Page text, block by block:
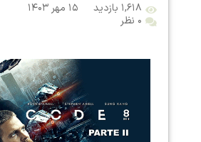
۱,۶۱۸ بازدید
۱۵ مهر ۱۴۰۳
۰ نظر